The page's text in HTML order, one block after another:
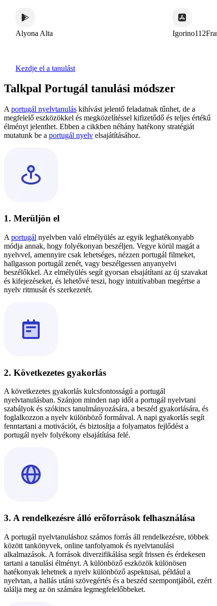
Alyona Alta Igorino112France
Kezdje el a tanulást
Talkpal Portugál tanulási módszer
A portugál nyelvtanulás kihívást jelentő feladatnak tűnhet, de a
megfelelő eszközökkel és megközelítéssel kifizetődő és teljes értékű
élményt jelenthet. Ebben a cikkben néhány hatékony stratégiát
mutatunk be a portugál nyelv elsajátításához.
1. Merüljön el
A portugál nyelvben való elmélyülés az egyik leghatékonyabb
módja annak, hogy folyékonyan beszéljen. Vegye körül magát a
nyelvvel, amennyire csak lehetséges, nézzen portugál filmeket,
hallgasson portugál zenét, vagy beszélgessen anyanyelvi
beszélőkkel. Az elmélyülés segít gyorsan elsajátítani az új szavakat
és kifejezéseket, és lehetővé teszi, hogy intuitívabban megértse a
nyelv ritmusát és szerkezetét.
2. Következetes gyakorlás
A következetes gyakorlás kulcsfontosságú a portugál
nyelvtanulásban. Szánjon minden nap időt a portugál nyelvtani
szabályok és szókincs tanulmányozására, a beszéd gyakorlására, és
foglalkozzon a nyelv különböző formáival. A napi gyakorlás segít
fenntartani a motivációt, és biztosítja a folyamatos fejlődést a
portugál nyelv folyékony elsajátítása felé.
3. A rendelkezésre álló erőforrások felhasználása
A portugál nyelvtanuláshoz számos forrás áll rendelkezésre, többek
között tankönyvek, online tanfolyamok és nyelvtanulási
alkalmazások. A források diverzifikálása segít frissen és érdekesen
tartani a tanulási élményt. A különböző eszközök különösen
hatékonyak lehetnek a nyelv különböző aspektusai, például a
nyelvtan, a hallás utáni szövegértés és a beszéd szempontjából, ezért
találja meg az ön számára legmegfelelőbbeket.